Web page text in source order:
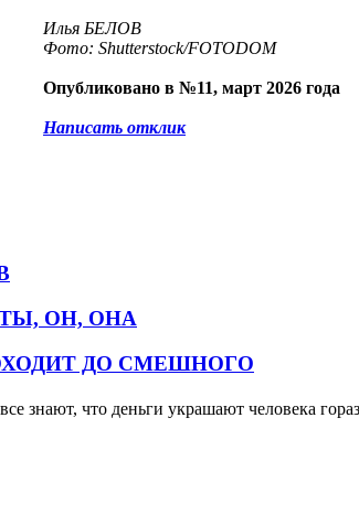
Илья БЕЛОВ
Фото: Shutterstock/FOTODOM
Опубликовано в №11, март 2026 года
Написать отклик
ОН, ОНА
ДО СМЕШНОГО
знают, что деньги украшают человека